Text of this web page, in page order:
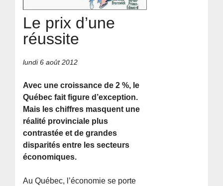
Le prix d’une
réussite
lundi 6 août 2012
Avec une croissance de 2 %, le
Québec fait figure d’exception.
Mais les chiffres masquent une
réalité provinciale plus
contrastée et de grandes
disparités entre les secteurs
économiques.
Au Québec, l’économie se porte